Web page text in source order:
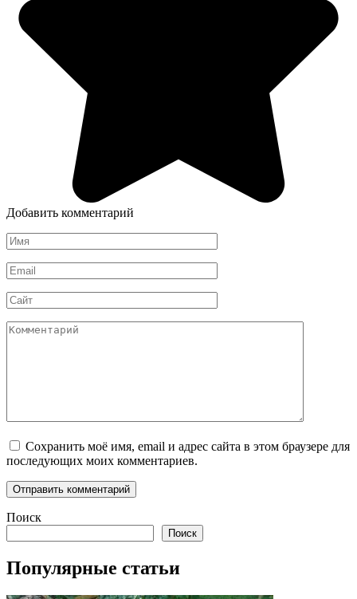
Добавить комментарий
Имя
*
Email
*
Сайт
Комментарий
Сохранить моё имя, email и адрес сайта в этом браузере для
последующих моих комментариев.
Поиск
Поиск
Популярные статьи